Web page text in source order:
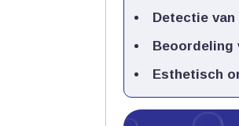
Detectie
Beoordeling
Esthetisch